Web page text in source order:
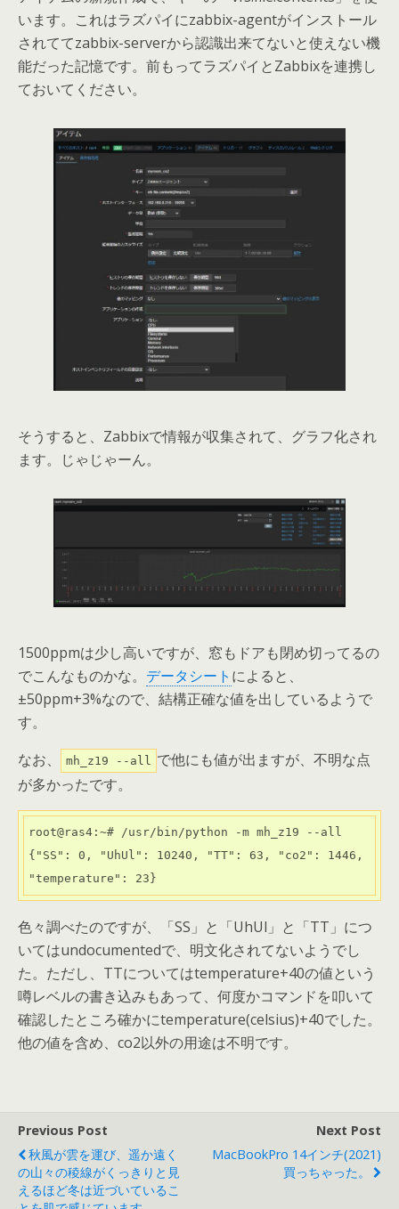
います。これはラズパイにzabbix-agentがインストール
されててzabbix-serverから認識出来てないと使えない機
能だった記憶です。前もってラズパイとZabbixを連携し
ておいてください。
そうすると、Zabbixで情報が収集されて、グラフ化され
ます。じゃじゃーん。
1500ppmは少し高いですが、窓もドアも閉め切ってるの
でこんなものかな。 データシート によると、
±50ppm+3%なので、結構正確な値を出しているようで
す。
なお、
mh_z19 --all で他にも値が出ますが、不明な点
が多かったです。
root@ras4:~# /usr/bin/python -m mh_z19 --all
{"SS": 0, "UhUl": 10240, "TT": 63, "co2": 1446,
色々調べたのですが、「SS」と「UhUl」と「TT」につ
いてはundocumentedで、明文化されてないようでし
た。ただし、TTについてはtemperature+40の値という
噂レベルの書き込みもあって、何度かコマンドを叩いて
確認したところ確かにtemperature(celsius)+40でした。
他の値を含め、co2以外の用途は不明です。
Previous Post
秋風が雲を運び、遥か遠く
の山々の稜線がくっきりと見
えるほど冬は近づいているこ
Next Post
MacBookPro 14インチ(2021)
買っちゃった。